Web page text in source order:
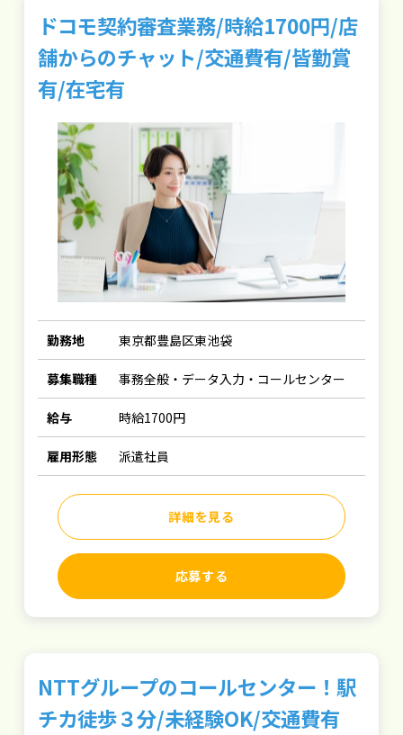
ドコモ契約審査業務/時給1700円/店
舗からのチャット/交通費有/皆勤賞
有/在宅有
勤務地 東京都豊島区東池袋
募集職種 事務全般・データ入力・コールセンター
給与 時給1700円
雇用形態 派遣社員
詳細を見る
応募する
NTTグループのコールセンター！駅
チカ徒歩３分/未経験OK/交通費有